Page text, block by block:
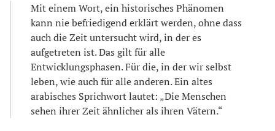
Mit einem Wort, ein historisches Phänomen
kann nie befriedigend erklärt werden, ohne dass
auch die Zeit untersucht wird, in der es
aufgetreten ist. Das gilt für alle
Entwicklungsphasen. Für die, in der wir selbst
leben, wie auch für alle anderen. Ein altes
arabisches Sprichwort lautet: „Die Menschen
sehen ihrer Zeit ähnlicher als ihren Vätern.“